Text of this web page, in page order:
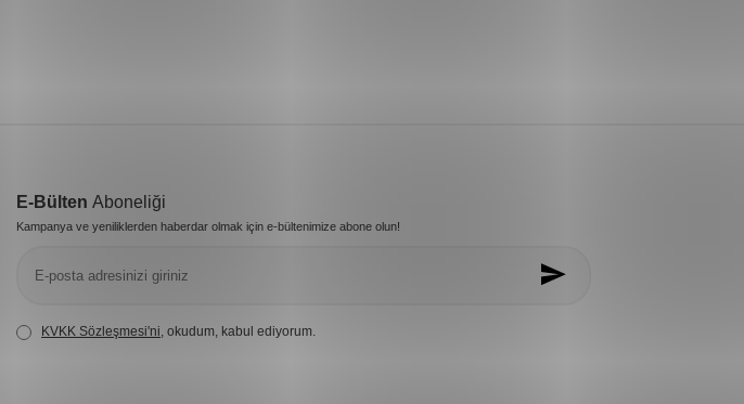
E-Bülten Aboneliği
Kampanya ve yeniliklerden haberdar olmak için e-bültenimize abone olun!
KVKK Sözleşmesi'ni , okudum, kabul ediyorum.